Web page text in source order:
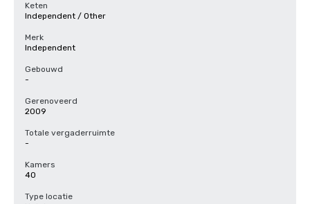
Keten
Independent / Other
Merk
Independent
Gebouwd
-
Gerenoveerd
2009
Totale vergaderruimte
-
Kamers
40
Type locatie